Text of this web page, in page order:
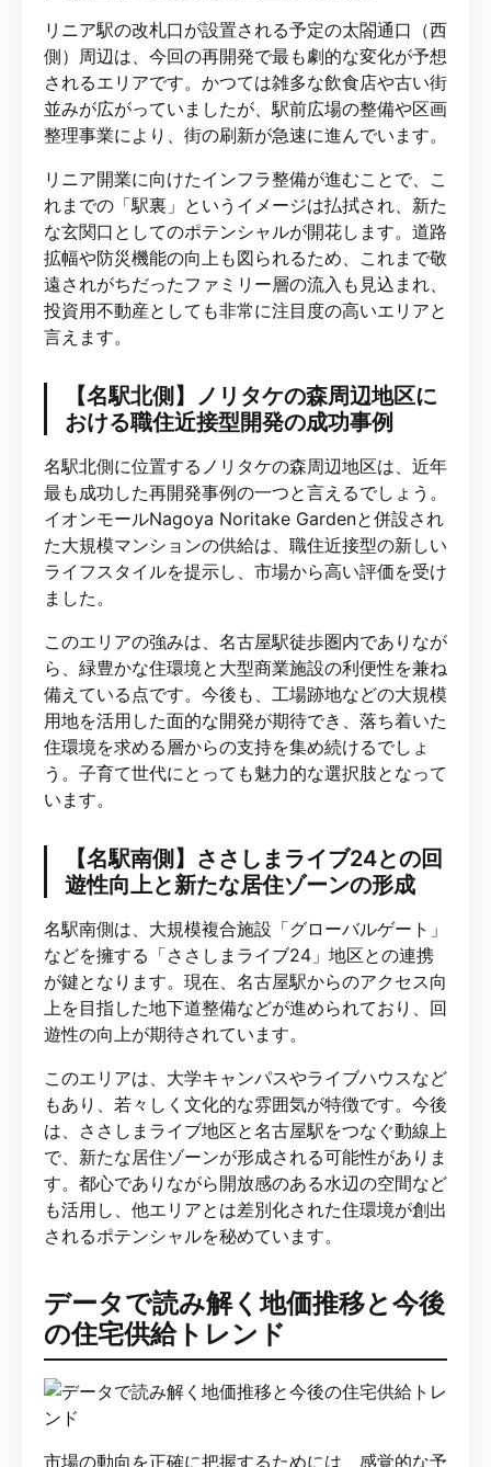
リニア駅の改札口が設置される予定の太閤通口（西
側）周辺は、今回の再開発で最も劇的な変化が予想
されるエリアです。かつては雑多な飲食店や古い街
並みが広がっていましたが、駅前広場の整備や区画
整理事業により、街の刷新が急速に進んでいます。
リニア開業に向けたインフラ整備が進むことで、こ
れまでの「駅裏」というイメージは払拭され、新た
な玄関口としてのポテンシャルが開花します。道路
拡幅や防災機能の向上も図られるため、これまで敬
遠されがちだったファミリー層の流入も見込まれ、
投資用不動産としても非常に注目度の高いエリアと
言えます。
【名駅北側】ノリタケの森周辺地区に
おける職住近接型開発の成功事例
名駅北側に位置するノリタケの森周辺地区は、近年
最も成功した再開発事例の一つと言えるでしょう。
イオンモールNagoya Noritake Gardenと併設され
た大規模マンションの供給は、職住近接型の新しい
ライフスタイルを提示し、市場から高い評価を受け
ました。
このエリアの強みは、名古屋駅徒歩圏内でありなが
ら、緑豊かな住環境と大型商業施設の利便性を兼ね
備えている点です。今後も、工場跡地などの大規模
用地を活用した面的な開発が期待でき、落ち着いた
住環境を求める層からの支持を集め続けるでしょ
う。子育て世代にとっても魅力的な選択肢となって
います。
【名駅南側】ささしまライブ24との回
遊性向上と新たな居住ゾーンの形成
名駅南側は、大規模複合施設「グローバルゲート」
などを擁する「ささしまライブ24」地区との連携
が鍵となります。現在、名古屋駅からのアクセス向
上を目指した地下道整備などが進められており、回
遊性の向上が期待されています。
このエリアは、大学キャンパスやライブハウスなど
もあり、若々しく文化的な雰囲気が特徴です。今後
は、ささしまライブ地区と名古屋駅をつなぐ動線上
で、新たな居住ゾーンが形成される可能性がありま
す。都心でありながら開放感のある水辺の空間など
も活用し、他エリアとは差別化された住環境が創出
されるポテンシャルを秘めています。
データで読み解く地価推移と今後
の住宅供給トレンド
市場の動向を正確に把握するためには、感覚的な予